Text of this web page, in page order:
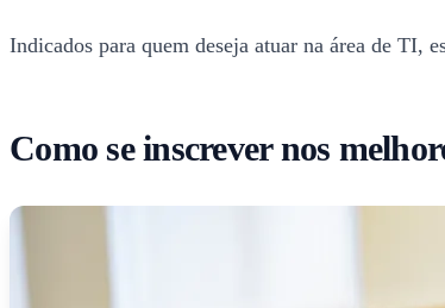
Indicados para quem deseja atuar na área de TI,
Como se inscrever nos